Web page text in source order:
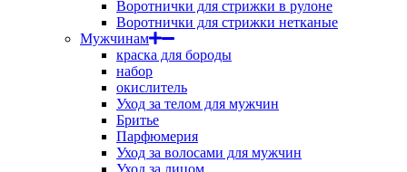
Воротнички для стрижки в рулоне
Воротнички для стрижки нетканые
Мужчинам
краска для бороды
набор
окислитель
Уход за телом для мужчин
Бритье
Парфюмерия
Уход за волосами для мужчин
Уход за лицом